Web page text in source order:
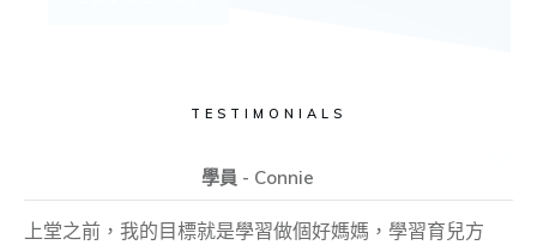
TESTIMONIALS
學員 - Connie
上堂之前，我的目標就是學習做個好媽媽，學習育兒方